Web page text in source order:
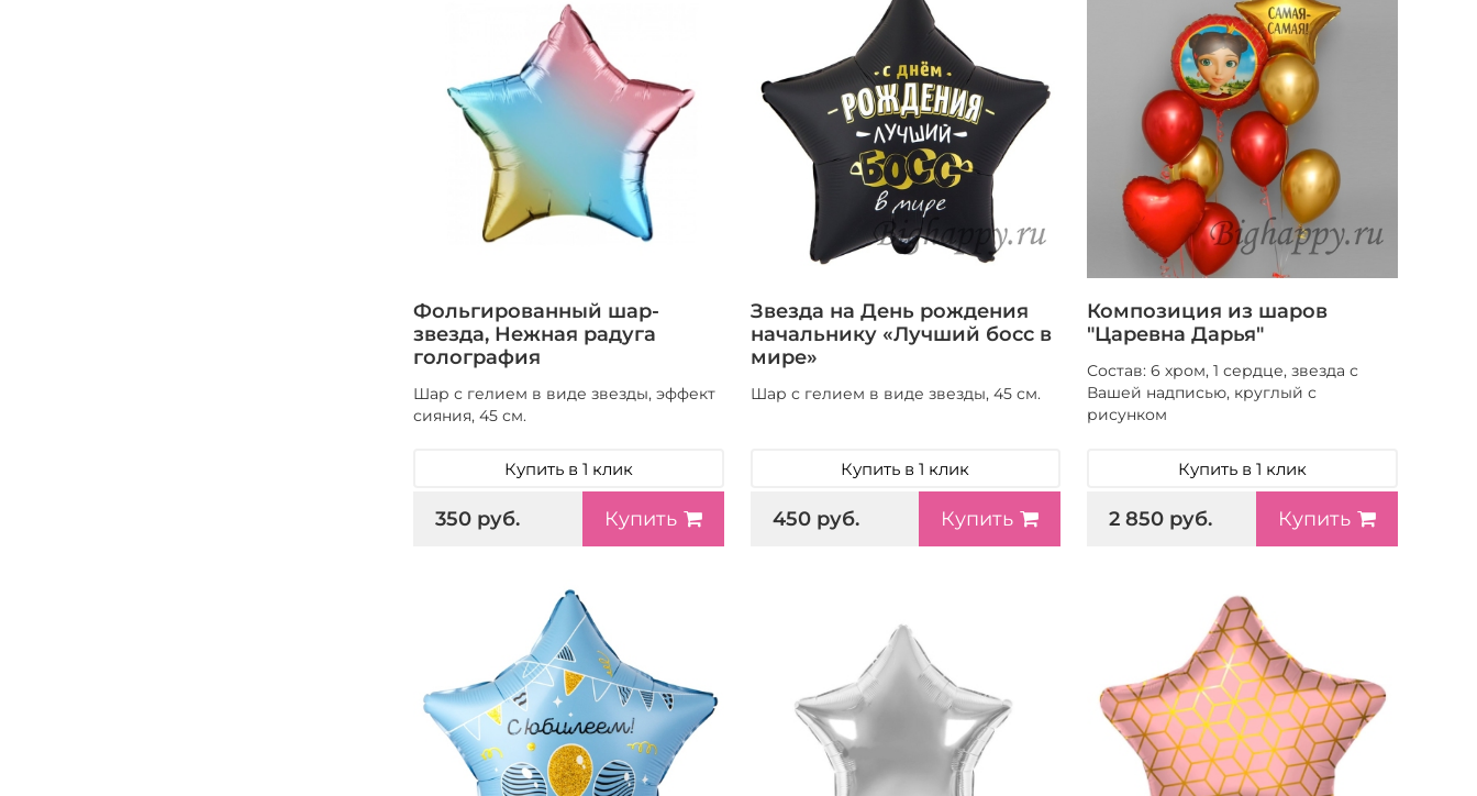
Фольгированный шар-
звезда, Нежная радуга
голография
Шар с гелием в виде звезды, эффект
сияния, 45 см.
Купить в 1 клик
350 руб. Купить
Звезда на День рождения
начальнику «Лучший босс в
мире»
Шар с гелием в виде звезды, 45 см.
Купить в 1 клик
450 руб. Купить
Композиция из шаров
"Царевна Дарья"
Состав: 6 хром, 1 сердце, звезда с
Вашей надписью, круглый с
рисунком
Купить в 1 клик
2 850 руб. Купить